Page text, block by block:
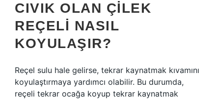
CIVIK OLAN ÇILEK
REÇELI NASIL
KOYULAŞIR?
Reçel sulu hale gelirse, tekrar kaynatmak kıvamını
koyulaştırmaya yardımcı olabilir. Bu durumda,
reçeli tekrar ocağa koyup tekrar kaynatmak